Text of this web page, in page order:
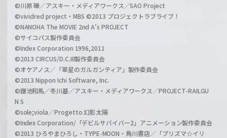
©川原 礫／アスキー・メディアワークス／SAO Project
©vividred project・MBS ©2013 プロジェクトラブライブ！
©NANOHA The MOVIE 2nd A's PROJECT
©サイコパス製作委員会
©Index Corporation 1996,2011
©2013 CIRCUS/D.C.III製作委員会
©オケアノス／「翠星のガルガンティア」製作委員会
©2013 Nippon Ichi Software, Inc.
©鎌池和馬／冬川基／アスキー・メディアワークス／PROJECT-RAILGU
N S
©sole;viola／Progetto 幻影太陽
©Index Corporation/「デビルサバイバー2」アニメーション製作委員会
©2013 ひろやまひろし・TYPE-MOON・角川書店／「プリズマ☆イリ